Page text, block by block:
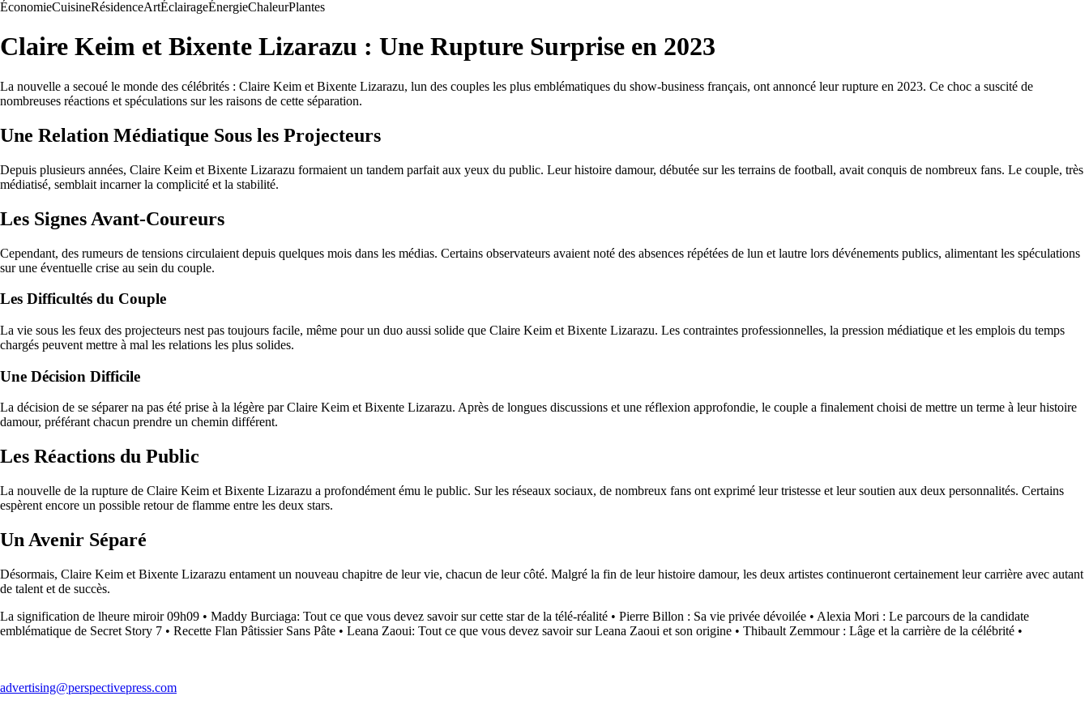
ÉconomieCuisineRésidenceArtÉclairageÉnergieChaleurPlantes
Claire Keim et Bixente Lizarazu : Une Rupture Surprise en 2023
La nouvelle a secoué le monde des célébrités : Claire Keim et Bixente Lizarazu, lun des couples les plus emblématiques du show-business français, ont annoncé leur rupture en 2023. Ce choc a suscité de
nombreuses réactions et spéculations sur les raisons de cette séparation.
Une Relation Médiatique Sous les Projecteurs
Depuis plusieurs années, Claire Keim et Bixente Lizarazu formaient un tandem parfait aux yeux du public. Leur histoire damour, débutée sur les terrains de football, avait conquis de nombreux fans. Le couple, très
médiatisé, semblait incarner la complicité et la stabilité.
Les Signes Avant-Coureurs
Cependant, des rumeurs de tensions circulaient depuis quelques mois dans les médias. Certains observateurs avaient noté des absences répétées de lun et lautre lors dévénements publics, alimentant les spéculations
sur une éventuelle crise au sein du couple.
Les Difficultés du Couple
La vie sous les feux des projecteurs nest pas toujours facile, même pour un duo aussi solide que Claire Keim et Bixente Lizarazu. Les contraintes professionnelles, la pression médiatique et les emplois du temps
chargés peuvent mettre à mal les relations les plus solides.
Une Décision Difficile
La décision de se séparer na pas été prise à la légère par Claire Keim et Bixente Lizarazu. Après de longues discussions et une réflexion approfondie, le couple a finalement choisi de mettre un terme à leur histoire
damour, préférant chacun prendre un chemin différent.
Les Réactions du Public
La nouvelle de la rupture de Claire Keim et Bixente Lizarazu a profondément ému le public. Sur les réseaux sociaux, de nombreux fans ont exprimé leur tristesse et leur soutien aux deux personnalités. Certains
espèrent encore un possible retour de flamme entre les deux stars.
Un Avenir Séparé
Désormais, Claire Keim et Bixente Lizarazu entament un nouveau chapitre de leur vie, chacun de leur côté. Malgré la fin de leur histoire damour, les deux artistes continueront certainement leur carrière avec autant
de talent et de succès.
La signification de lheure miroir 09h09 • Maddy Burciaga: Tout ce que vous devez savoir sur cette star de la télé-réalité • Pierre Billon : Sa vie privée dévoilée • Alexia Mori : Le parcours de la candidate
emblématique de Secret Story 7 • Recette Flan Pâtissier Sans Pâte • Leana Zaoui: Tout ce que vous devez savoir sur Leana Zaoui et son origine • Thibault Zemmour : Lâge et la carrière de la célébrité •
advertising@perspectivepress.com